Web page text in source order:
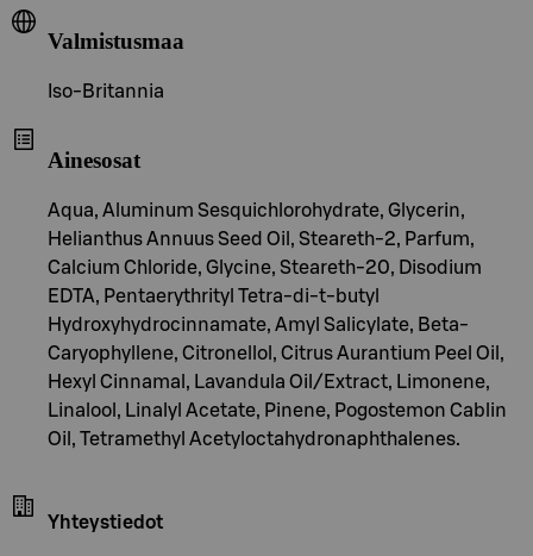
Valmistusmaa
Iso-Britannia
Ainesosat
Aqua, Aluminum Sesquichlorohydrate, Glycerin,
Helianthus Annuus Seed Oil, Steareth-2, Parfum,
Calcium Chloride, Glycine, Steareth-20, Disodium
EDTA, Pentaerythrityl Tetra-di-t-butyl
Hydroxyhydrocinnamate, Amyl Salicylate, Beta-
Caryophyllene, Citronellol, Citrus Aurantium Peel Oil,
Hexyl Cinnamal, Lavandula Oil/Extract, Limonene,
Linalool, Linalyl Acetate, Pinene, Pogostemon Cablin
Oil, Tetramethyl Acetyloctahydronaphthalenes.
Yhteystiedot